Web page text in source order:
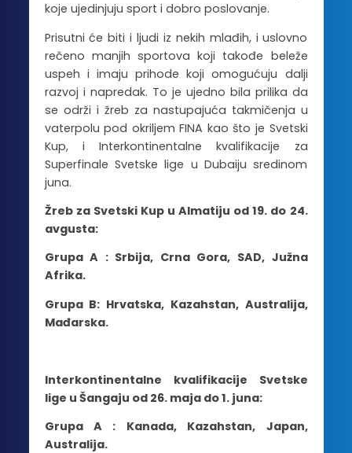
koje ujedinjuju sport i dobro poslovanje.
Prisutni će biti i ljudi iz nekih mlađih, i uslovno
rečeno manjih sportova koji takođe beleže
uspeh i imaju prihode koji omogućuju dalji
razvoj i napredak. To je ujedno bila prilika da
se održi i žreb za nastupajuća takmičenja u
vaterpolu pod okriljem FINA kao što je Svetski
Kup, i Interkontinentalne kvalifikacije za
Superfinale Svetske lige u Dubaiju sredinom
juna.
Žreb za Svetski Kup u Almatiju od 19. do 24.
avgusta:
Grupa A : Srbija, Crna Gora, SAD, Južna
Afrika.
Grupa B: Hrvatska, Kazahstan, Australija,
Mađarska.
Interkontinentalne kvalifikacije Svetske
lige u Šangaju od 26. maja do 1. juna:
Grupa A : Kanada, Kazahstan, Japan,
Australija.